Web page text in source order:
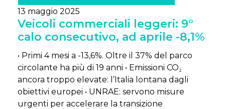
13 maggio 2025
Veicoli commerciali leggeri: 9°
calo consecutivo, ad aprile -8,1%
• Primi 4 mesi a -13,6%. Oltre il 37% del parco
circolante ha più di 19 anni • Emissioni CO₂
ancora troppo elevate: l’Italia lontana dagli
obiettivi europei • UNRAE: servono misure
urgenti per accelerare la transizione